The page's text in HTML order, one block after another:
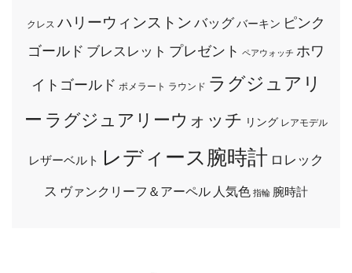
クレス ハリーウィンストン バッグ バーキン ピンク
ゴールド ブレスレット プレゼント ペアウォッチ ホワ
イトゴールド ポメラート ラウンド ラグジュアリ
ー ラグジュアリーウォッチ リング レアモデル
レザーベルト レディース腕時計 ロレック
ス ヴァンクリーフ＆アーペル 人気色 指輪 腕時計